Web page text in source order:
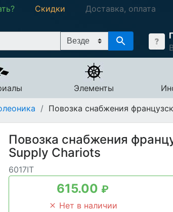
Скидки Доставка, оплата
Элементы
/ Повозка снабжения
Повозка снабжения
Supply Chariots
6017IT
615.00 ₽
Нет в наличии